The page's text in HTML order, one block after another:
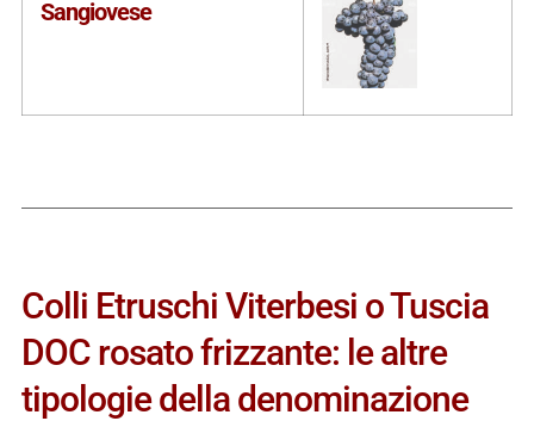
Sangiovese
Colli Etruschi Viterbesi o Tuscia
DOC rosato frizzante: le altre
tipologie della denominazione